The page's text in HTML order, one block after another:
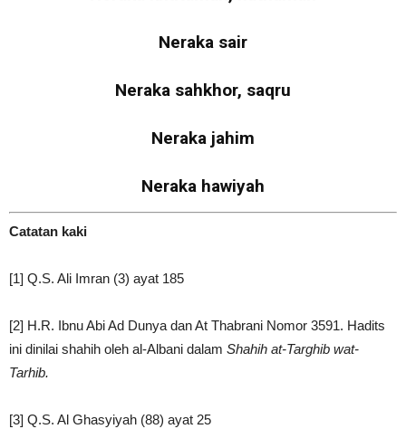
Neraka sair
Neraka sahkhor, saqru
Neraka jahim
Neraka hawiyah
Catatan kaki
[1] Q.S. Ali Imran (3) ayat 185
[2] H.R. Ibnu Abi Ad Dunya dan At Thabrani Nomor 3591. Hadits
ini dinilai shahih oleh al-Albani dalam Shahih at-Targhib wat-
Tarhib.
[3] Q.S. Al Ghasyiyah (88) ayat 25